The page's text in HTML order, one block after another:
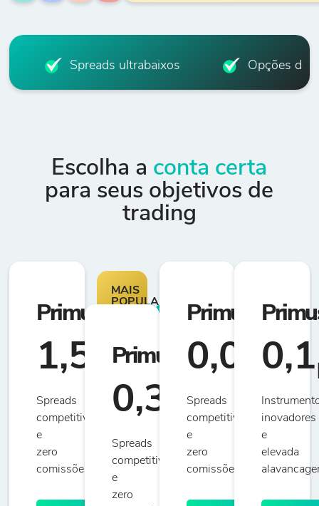
Spreads ultrabaixos Opções de
Escolha a conta certa
para seus objetivos de
trading
Primus CLASSIC
1,5 pip
Spreads
competitivos
e
zero
comissões
MAIS
POPULARES
Primus CLASSIC
0,3 pip
Spreads
competitivos
e
zero
Primus ZERO
0,0 pip
Spreads
competitivos
e
zero
comissões
0,1
inovadores
e
elevada